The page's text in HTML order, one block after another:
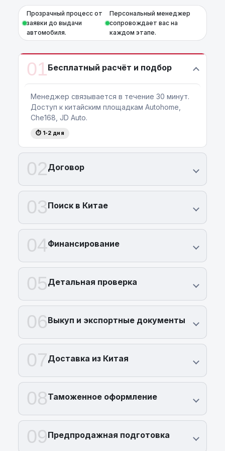
Прозрачный процесс от
заявки до выдачи
автомобиля.
Персональный менеджер
сопровождает вас на
каждом этапе.
01Бесплатный расчёт и подбор
Менеджер связывается в течение 30 минут.
Доступ к китайским площадкам Autohome,
Che168, JD Auto.
⏱ 1-2 дня
02Договор
03Поиск в Китае
04Финансирование
05Детальная проверка
06Выкуп и экспортные документы
07Доставка из Китая
08Таможенное оформление
09Предпродажная подготовка